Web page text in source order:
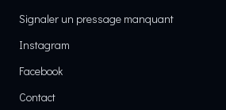
Signaler un pressage manquant
Instagram
Facebook
Contact